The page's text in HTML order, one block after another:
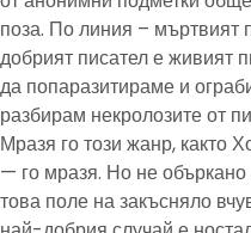
поза. По линия – мъртвият
добрият писател е живият
да попаразитираме и
разбирам некролозите от
Мразя го този жанр, както
— го мразя. Но не
това поле на закъсняло